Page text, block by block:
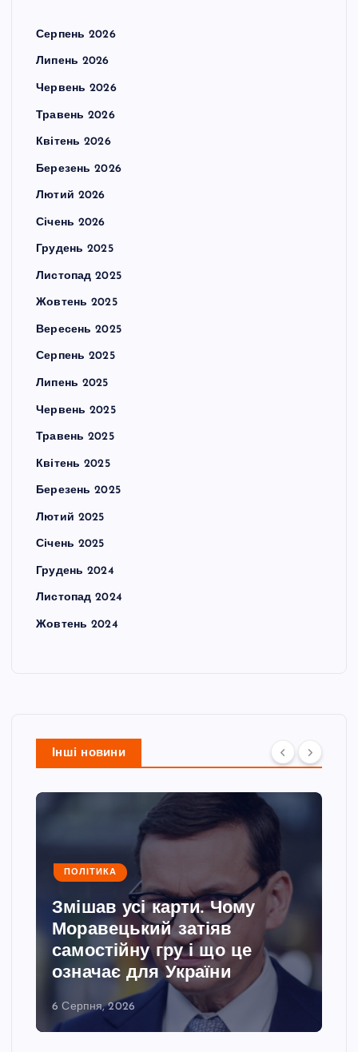
Серпень 2026
Липень 2026
Червень 2026
Травень 2026
Квітень 2026
Березень 2026
Лютий 2026
Січень 2026
Грудень 2025
Листопад 2025
Жовтень 2025
Вересень 2025
Серпень 2025
Липень 2025
Червень 2025
Травень 2025
Квітень 2025
Березень 2025
Лютий 2025
Січень 2025
Грудень 2024
Листопад 2024
Жовтень 2024
Інші новини
ПОЛІТИКА
Змішав усі карти. Чому
Моравецький затіяв
самостійну гру і що це
означає для України
6 Серпня, 2026